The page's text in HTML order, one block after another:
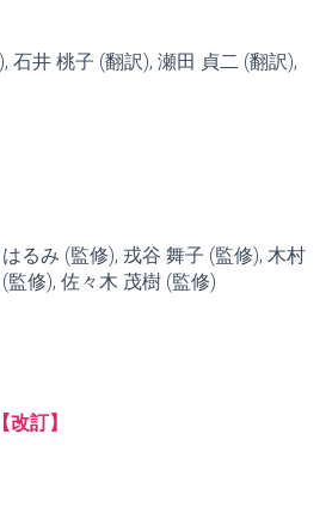
石井 桃子 (翻訳), 瀬田 貞二 (翻訳),
るみ (監修), 戎谷 舞子 (監修), 木村
監修), 佐々木 茂樹 (監修)
訂】